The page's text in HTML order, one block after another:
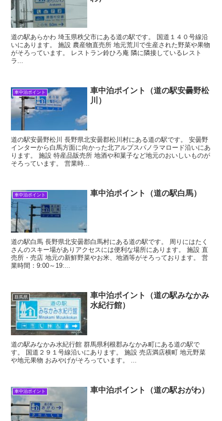
道の駅あらかわ 埼玉県秩父市にある道の駅です。 国道１４０号線沿
いにあります。 施設 農産物直売所 地元荒川で生産された野菜や果物
がそろっています。 レストラン鈴ひろ庵 隣に隣接しているレスト
ラ...
車中泊ポイント
車中泊ポイント（道の駅安曇野松
川）
道の駅安曇野松川 長野県北安曇郡松川村にある道の駅です。 安曇野
インターから白馬方面に向かった北アルプスパノラマロード沿いにあ
ります。 施設 特産品販売所 地酒や和菓子など地元のおいしいものが
そろっています。 営業時...
車中泊ポイント 車中泊ポイント（道の駅白馬）
道の駅白馬 長野県北安曇郡白馬村にある道の駅です。 周りにはたく
さんのスキー場がありアクセスには便利な場所にあります。 施設 直
売所・売店 地元の新鮮野菜やお米、地酒等がそろっております。 営
業時間：9:00～19:...
群馬県
車中泊ポイント（道の駅みなかみ
水紀行館）
道の駅みなかみ水紀行館 群馬県利根郡みなかみ町にある道の駅で
す。 国道２９１号線沿いにあります。 施設 売店満店横町 地元野菜
や地元果物 おみやげがそろっています。 ...
車中泊ポイント 車中泊ポイント（道の駅おがわ）